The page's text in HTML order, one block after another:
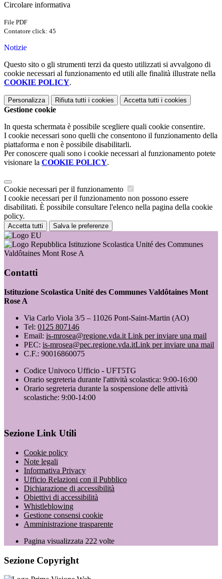
Circolare informativa
File PDF
Contatore click: 45
Notizie
Questo sito o gli strumenti terzi da questo utilizzati si avvalgono di
cookie necessari al funzionamento ed utili alle finalità illustrate nella
COOKIE POLICY.
Personalizza Rifiuta tutti i cookies Accetta tutti i cookies
Gestione cookie
In questa schermata è possibile scegliere quali cookie consentire.
I cookie necessari sono quelli che consentono il funzionamento della
piattaforma e non è possibile disabilitarli.
Per conoscere quali sono i cookie necessari al funzionamento potete
visionare la COOKIE POLICY.
Cookie necessari per il funzionamento
I cookie necessari per il funzionamento non possono essere
disabilitati. È possibile consultare l'elenco nella pagina della cookie
policy.
Accetta tutti Salva le preferenze
Istituzione Scolastica Unité des Communes
Valdôtaines Mont Rose A
Contatti
Istituzione Scolastica Unité des Communes Valdôtaines Mont
Rose A
Via Carlo Viola 3/5 – 11026 Pont-Saint-Martin (AO)
Tel: 0125 807146
Email: is-mrosea@regione.vda.it Link per inviare una mail
PEC: is-mrosea@pec.regione.vda.itLink per inviare una mail
C.F.: 90016860075
Codice Univoco Ufficio - UFT5TG
Orario segreteria durante l'attività scolastica: 9:00-16:00
Orario segreteria durante la sospensione delle attività
scolastiche: 9:00-14:00
Sezione Link Utili
Cookie policy
Note legali
Informativa Privacy
Ufficio Relazioni con il Pubblico
Dichiarazione di accessibilità
Obiettivi di accessibilità
Whistleblowing
Gestione consensi cookie
Amministrazione trasparente
Pagina visualizzata 222 volte
Sezione Copyright